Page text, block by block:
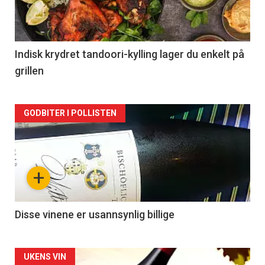
nå
-
2
Indisk krydret tandoori-kylling lager du enkelt på
grillen
Forsiden
akkurat
nå
3
+
GODBITER I POLLISTEN
Disse vinene er usannsynlig billige
Forsiden
UKENS VIN